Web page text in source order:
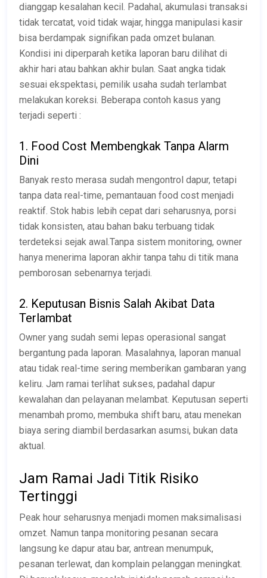
dianggap kesalahan kecil. Padahal, akumulasi transaksi
tidak tercatat, void tidak wajar, hingga manipulasi kasir
bisa berdampak signifikan pada omzet bulanan.
Kondisi ini diperparah ketika laporan baru dilihat di
akhir hari atau bahkan akhir bulan. Saat angka tidak
sesuai ekspektasi, pemilik usaha sudah terlambat
melakukan koreksi. Beberapa contoh kasus yang
terjadi seperti :
1. Food Cost Membengkak Tanpa Alarm
Dini
Banyak resto merasa sudah mengontrol dapur, tetapi
tanpa data real-time, pemantauan food cost menjadi
reaktif. Stok habis lebih cepat dari seharusnya, porsi
tidak konsisten, atau bahan baku terbuang tidak
terdeteksi sejak awal.Tanpa sistem monitoring, owner
hanya menerima laporan akhir tanpa tahu di titik mana
pemborosan sebenarnya terjadi.
2. Keputusan Bisnis Salah Akibat Data
Terlambat
Owner yang sudah semi lepas operasional sangat
bergantung pada laporan. Masalahnya, laporan manual
atau tidak real-time sering memberikan gambaran yang
keliru. Jam ramai terlihat sukses, padahal dapur
kewalahan dan pelayanan melambat. Keputusan seperti
menambah promo, membuka shift baru, atau menekan
biaya sering diambil berdasarkan asumsi, bukan data
aktual.
Jam Ramai Jadi Titik Risiko
Tertinggi
Peak hour seharusnya menjadi momen maksimalisasi
omzet. Namun tanpa monitoring pesanan secara
langsung ke dapur atau bar, antrean menumpuk,
pesanan terlewat, dan komplain pelanggan meningkat.